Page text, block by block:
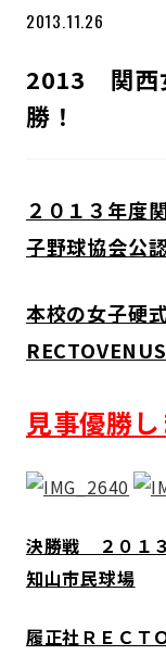
2013.11.26
2013 関西
勝！
２０１３年度
子野球協会公
本校の女子硬
見事優勝し
決勝戦 ２０１
知山市民球場
履正社ＲＥ